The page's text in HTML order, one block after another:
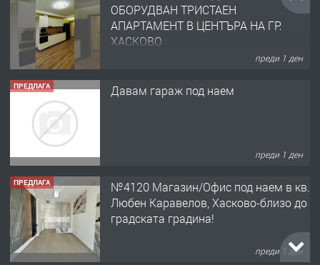
ОБОРУДВАН ТРИСТАЕН
АПАРТАМЕНТ В ЦЕНТЪРА НА ГР.
ХАСКОВО
преди 1 ден
ПРЕДЛАГА Давам гараж под наем
преди 1 ден
ПРЕДЛАГА
№4120 Магазин/Офис под наем в кв.
Любен Каравелов, Хасково-близо до
градската градина!
преди 1 ден